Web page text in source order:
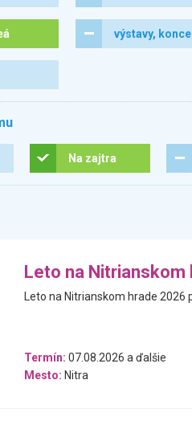
výstavy,
Na zajtra
Leto na Nitrianskom
Leto na Nitrianskom hrade
Termín: 07.08.2026 a ďalšie
Mesto: Nitra